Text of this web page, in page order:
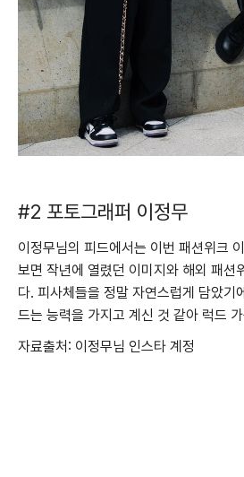
#2 포토그래퍼 이정무
이정무님의 피드에서는 이번 패션위크
보면 작년에 열렸던 이미지와 해외 패션
다. 피사체들을 정말 자연스럽게 담았기
드는 능력을 가지고 계신 것 같아 럭드
자료출처: 이정무님 인스타 계정